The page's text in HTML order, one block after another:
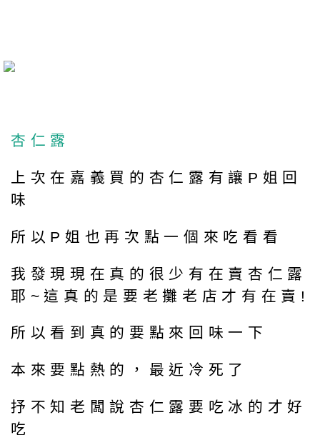
杏仁露
上次在嘉義買的杏仁露有讓P姐回
味
所以P姐也再次點一個來吃看看
我發現現在真的很少有在賣杏仁露
耶~這真的是要老攤老店才有在賣!
所以看到真的要點來回味一下
本來要點熱的，最近冷死了
抒不知老闆說杏仁露要吃冰的才好
吃